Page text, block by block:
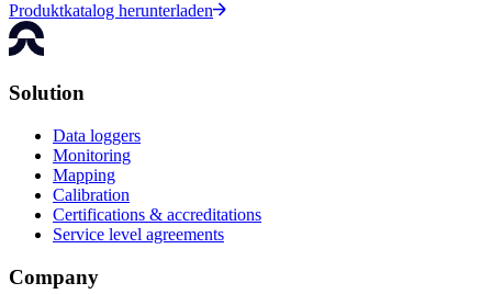
Produktkatalog herunterladen
Solution
Data loggers
Monitoring
Mapping
Calibration
Certifications & accreditations
Service level agreements
Company